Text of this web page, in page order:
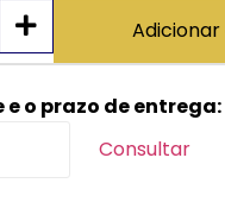
o prazo de entrega:
Consultar